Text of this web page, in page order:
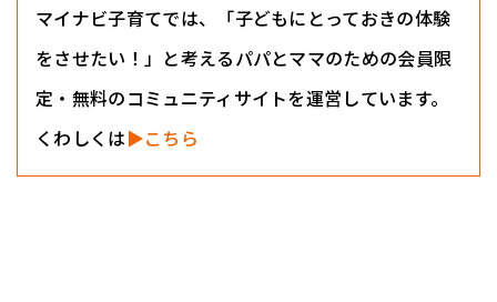
マイナビ子育てでは、「子どもにとっておきの体験
をさせたい！」と考えるパパとママのための会員限
定・無料のコミュニティサイトを運営しています。
くわしくは▶こちら